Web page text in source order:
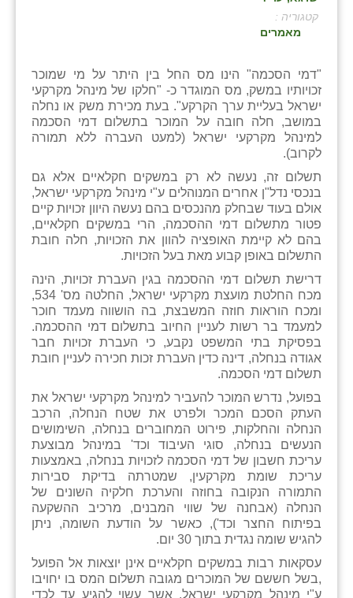
קטגוריה :
מאמרים
"דמי הסכמה" הינו מס החל בין היתר על מי שמוכר
זכויותיו במשק, מס המוגדר כ- "חלקו של מינהל מקרקעי
ישראל בעליית ערך הקרקע". בעת מכירת משק או נחלה
במושב, חלה חובה על המוכר בתשלום דמי הסכמה
למינהל מקרקעי ישראל (למעט העברה ללא תמורה
לקרוב).
תשלום זה, נעשה לא רק במשקים חקלאיים אלא גם
בנכסי נדל"ן אחרים המנוהלים ע"י מינהל מקרקעי ישראל,
אולם בעוד שבחלק מהנכסים בהם נעשה היוון זכויות קיים
פטור מתשלום דמי ההסכמה, הרי במשקים חקלאיים,
בהם לא קיימת האופציה להוון את הזכויות, חלה חובת
התשלום באופן קבוע מאת בעל הזכויות.
דרישת תשלום דמי ההסכמה בגין העברת זכויות, הינה
מכח החלטת מועצת מקרקעי ישראל, החלטה מס' 534,
ומכח הוראות חוזה המשבצת, בה הושווה מעמד חוכר
למעמד בר רשות לעניין החיוב בתשלום דמי ההסכמה.
בפסיקת בתי המשפט נקבע, כי העברת זכויות חבר
אגודה בנחלה, דינה כדין העברת זכות חכירה לעניין חובת
תשלום דמי הסכמה.
בפועל, נדרש המוכר להעביר למינהל מקרקעי ישראל את
העתק הסכם המכר ולפרט את שטח הנחלה, הרכב
הנחלה והחלקות, פירוט המחוברים בנחלה, השימושים
הנעשים בנחלה, סוגי העיבוד וכד' במינהל מבוצעת
עריכת חשבון של דמי הסכמה לזכויות בנחלה, באמצעות
עריכת שומת מקרקעין, שמטרתה בדיקת סבירות
התמורה הנקובה בחוזה והערכת חלקיה השונים של
הנחלה (אבחנה של שווי המבנים, מרכיב ההשקעה
בפיתוח החצר וכד'), כאשר על הודעת השומה, ניתן
להגיש שומה נגדית בתוך 30 יום.
עסקאות רבות במשקים חקלאיים אינן יוצאות אל הפועל
,בשל חששם של המוכרים מגובה תשלום המס בו יחויבו
ע"י מינהל מקרקעי ישראל, אשר עשוי להגיע עד לכדי
בני ציון
בקעות
ֿגבעת שפירא
גן הדרום
גן השומרון
גני עם
גני יהודה
גנות
ורד יריחו
דקל
זוהר
הדר עם
חבצלת השרון
חמרה
חרב לאת
יבול (מורג)
יקנעם
כליל